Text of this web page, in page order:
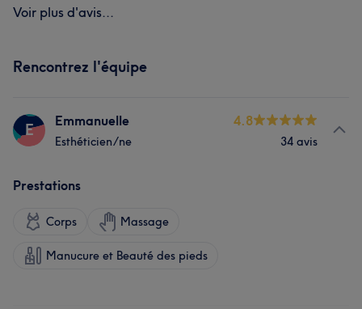
Voir plus d'avis...
Rencontrez l'équipe
E Emmanuelle
Esthéticien/ne
4.8
34 avis
Prestations
Corps Massage
Manucure et Beauté des pieds